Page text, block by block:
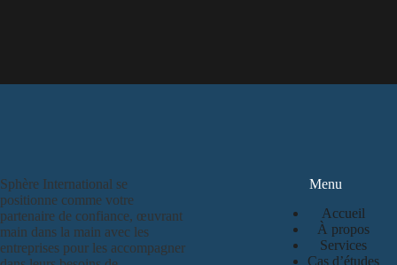
Sphère International se
positionne comme votre
partenaire de confiance, œuvrant
main dans la main avec les
entreprises pour les accompagner
Menu
Accueil
À propos
Services
Cas d’études